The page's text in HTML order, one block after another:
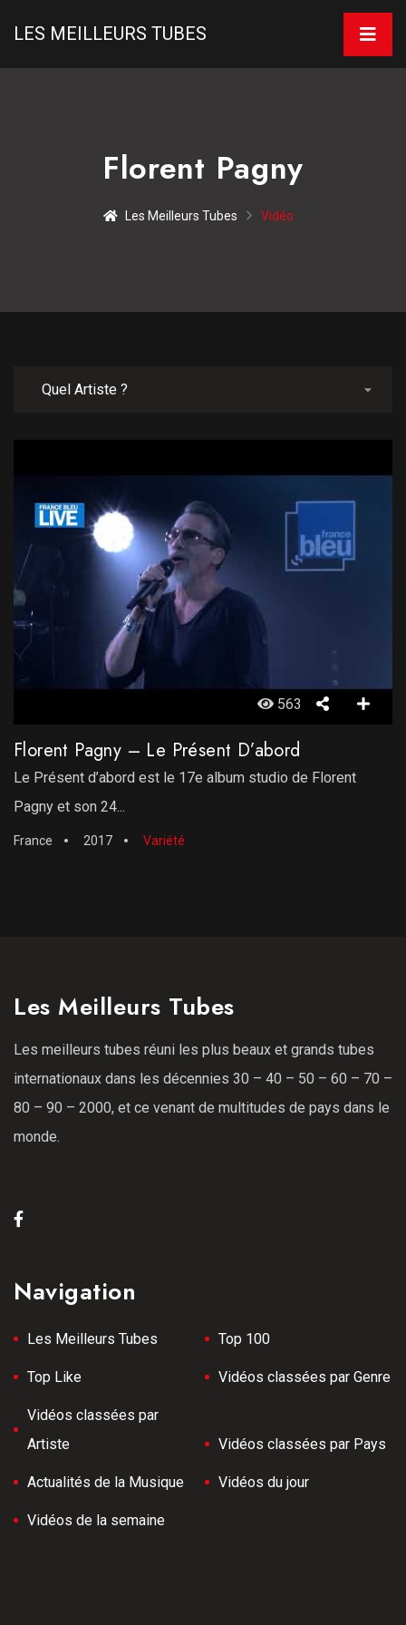
LES MEILLEURS TUBES
Florent Pagny
Les Meilleurs Tubes Vidéo
563
Florent Pagny – Le Présent D’abord
Le Présent d’abord est le 17e album studio de Florent
Pagny et son 24...
France 2017 Variété
Les Meilleurs Tubes
Les meilleurs tubes réuni les plus beaux et grands tubes
internationaux dans les décennies 30 – 40 – 50 – 60 – 70 –
80 – 90 – 2000, et ce venant de multitudes de pays dans le
monde.
Navigation
Les Meilleurs Tubes Top 100
Top Like Vidéos classées par Genre
Vidéos classées par
Artiste
Vidéos classées par Pays
Actualités de la Musique Vidéos du jour
Vidéos de la semaine